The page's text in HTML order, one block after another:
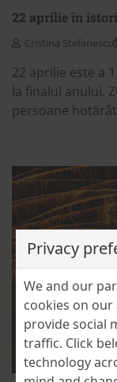
22 aprilie în
Cristina Stefanescu
22 aprilie este a
la finalul anului.
persoane
Privacy
We and our
cookies on
provide social
traffic. Click
technology